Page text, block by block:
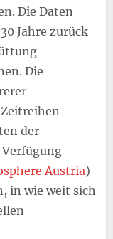
Die Daten
Jahre zurück
Die
der
Austria)
in wie weit sich